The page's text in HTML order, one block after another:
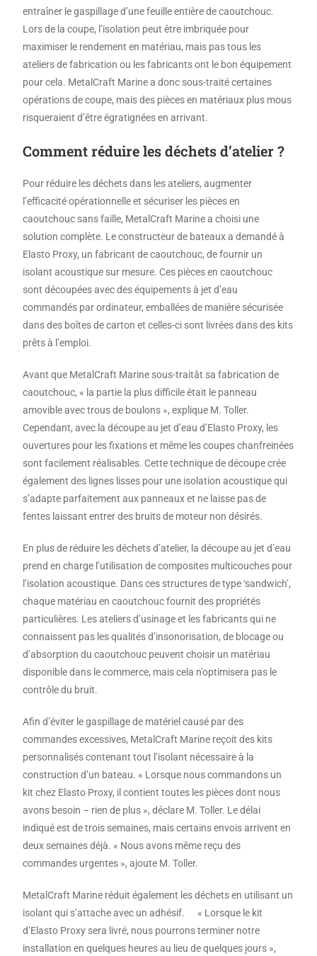
entraîner le gaspillage d’une feuille entière de caoutchouc.
Lors de la coupe, l’isolation peut être imbriquée pour
maximiser le rendement en matériau, mais pas tous les
ateliers de fabrication ou les fabricants ont le bon équipement
pour cela. MetalCraft Marine a donc sous-traité certaines
opérations de coupe, mais des pièces en matériaux plus mous
risqueraient d’être égratignées en arrivant.
Comment réduire les déchets d’atelier?
Pour réduire les déchets dans les ateliers, augmenter
l’efficacité opérationnelle et sécuriser les pièces en
caoutchouc sans faille, MetalCraft Marine a choisi une
solution complète. Le constructeur de bateaux a demandé à
Elasto Proxy, un fabricant de caoutchouc, de fournir un
isolant acoustique sur mesure. Ces pièces en caoutchouc
sont découpées avec des équipements à jet d’eau
commandés par ordinateur, emballées de manière sécurisée
dans des boîtes de carton et celles-ci sont livrées dans des kits
prêts à l’emploi.
Avant que MetalCraft Marine sous-traitât sa fabrication de
caoutchouc, « la partie la plus difficile était le panneau
amovible avec trous de boulons », explique M. Toller.
Cependant, avec la découpe au jet d’eau d’Elasto Proxy, les
ouvertures pour les fixations et même les coupes chanfreinées
sont facilement réalisables. Cette technique de découpe crée
également des lignes lisses pour une isolation acoustique qui
s’adapte parfaitement aux panneaux et ne laisse pas de
fentes laissant entrer des bruits de moteur non désirés.
En plus de réduire les déchets d’atelier, la découpe au jet d’eau
prend en charge l’utilisation de composites multicouches pour
l’isolation acoustique. Dans ces structures de type ‘sandwich’,
chaque matériau en caoutchouc fournit des propriétés
particulières. Les ateliers d’usinage et les fabricants qui ne
connaissent pas les qualités d’insonorisation, de blocage ou
d’absorption du caoutchouc peuvent choisir un matériau
disponible dans le commerce, mais cela n’optimisera pas le
contrôle du bruit.
Afin d’éviter le gaspillage de matériel causé par des
commandes excessives, MetalCraft Marine reçoit des kits
personnalisés contenant tout l’isolant nécessaire à la
construction d’un bateau. « Lorsque nous commandons un
kit chez Elasto Proxy, il contient toutes les pièces dont nous
avons besoin – rien de plus », déclare M. Toller. Le délai
indiqué est de trois semaines, mais certains envois arrivent en
deux semaines déjà. « Nous avons même reçu des
commandes urgentes », ajoute M. Toller.
MetalCraft Marine réduit également les déchets en utilisant un
isolant qui s’attache avec un adhésif. « Lorsque le kit
d’Elasto Proxy sera livré, nous pourrons terminer notre
installation en quelques heures au lieu de quelques jours »,